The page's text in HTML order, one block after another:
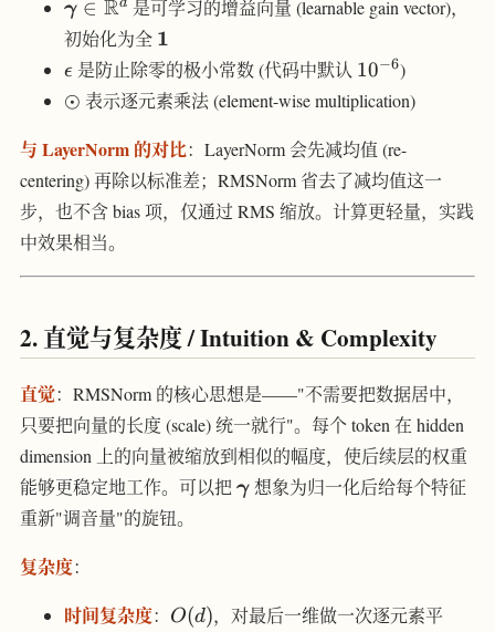
\in \mathbb{R}^d
γ ∈ R
是可学习的增益向量 (learnable gain vector)，
初始化为全 \mathbf{1}
1
\epsilon
ϵ是防止除零的极小常数 (代码中默认 10^{-6}
10−6)
\odot
⊙ 表示逐元素乘法 (element-wise multiplication)
与 LayerNorm 的对比：LayerNorm 会先减均值 (re-
centering) 再除以标准差；RMSNorm 省去了减均值这一
步，也不含 bias 项，仅通过 RMS 缩放。计算更轻量，实践
中效果相当。
2. 直觉与复杂度 / Intuition & Complexity
直觉：RMSNorm 的核心思想是——"不需要把数据居中，
只要把向量的长度 (scale) 统一就行"。每个 token 在 hidden
dimension 上的向量被缩放到相似的幅度，使后续层的权重
能够更稳定地工作。可以把 \boldsymbol{\gamma}
γ想象为归一化后给每个特征
重新"调音量"的旋钮。
复杂度：
时间复杂度： O(d)
O(d)，对最后一维做一次逐元素平